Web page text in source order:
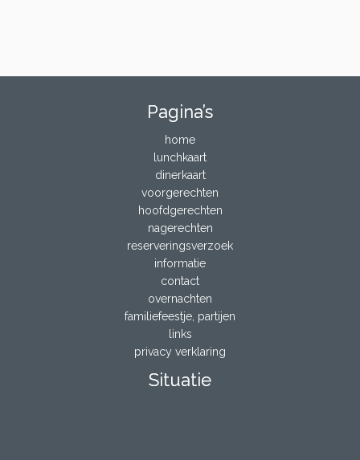
Pagina’s
home
lunchkaart
dinerkaart
voorgerechten
hoofdgerechten
nagerechten
reserveringsverzoek
informatie
contact
overnachten
familiefeestje, partijen
links
privacy verklaring
Situatie